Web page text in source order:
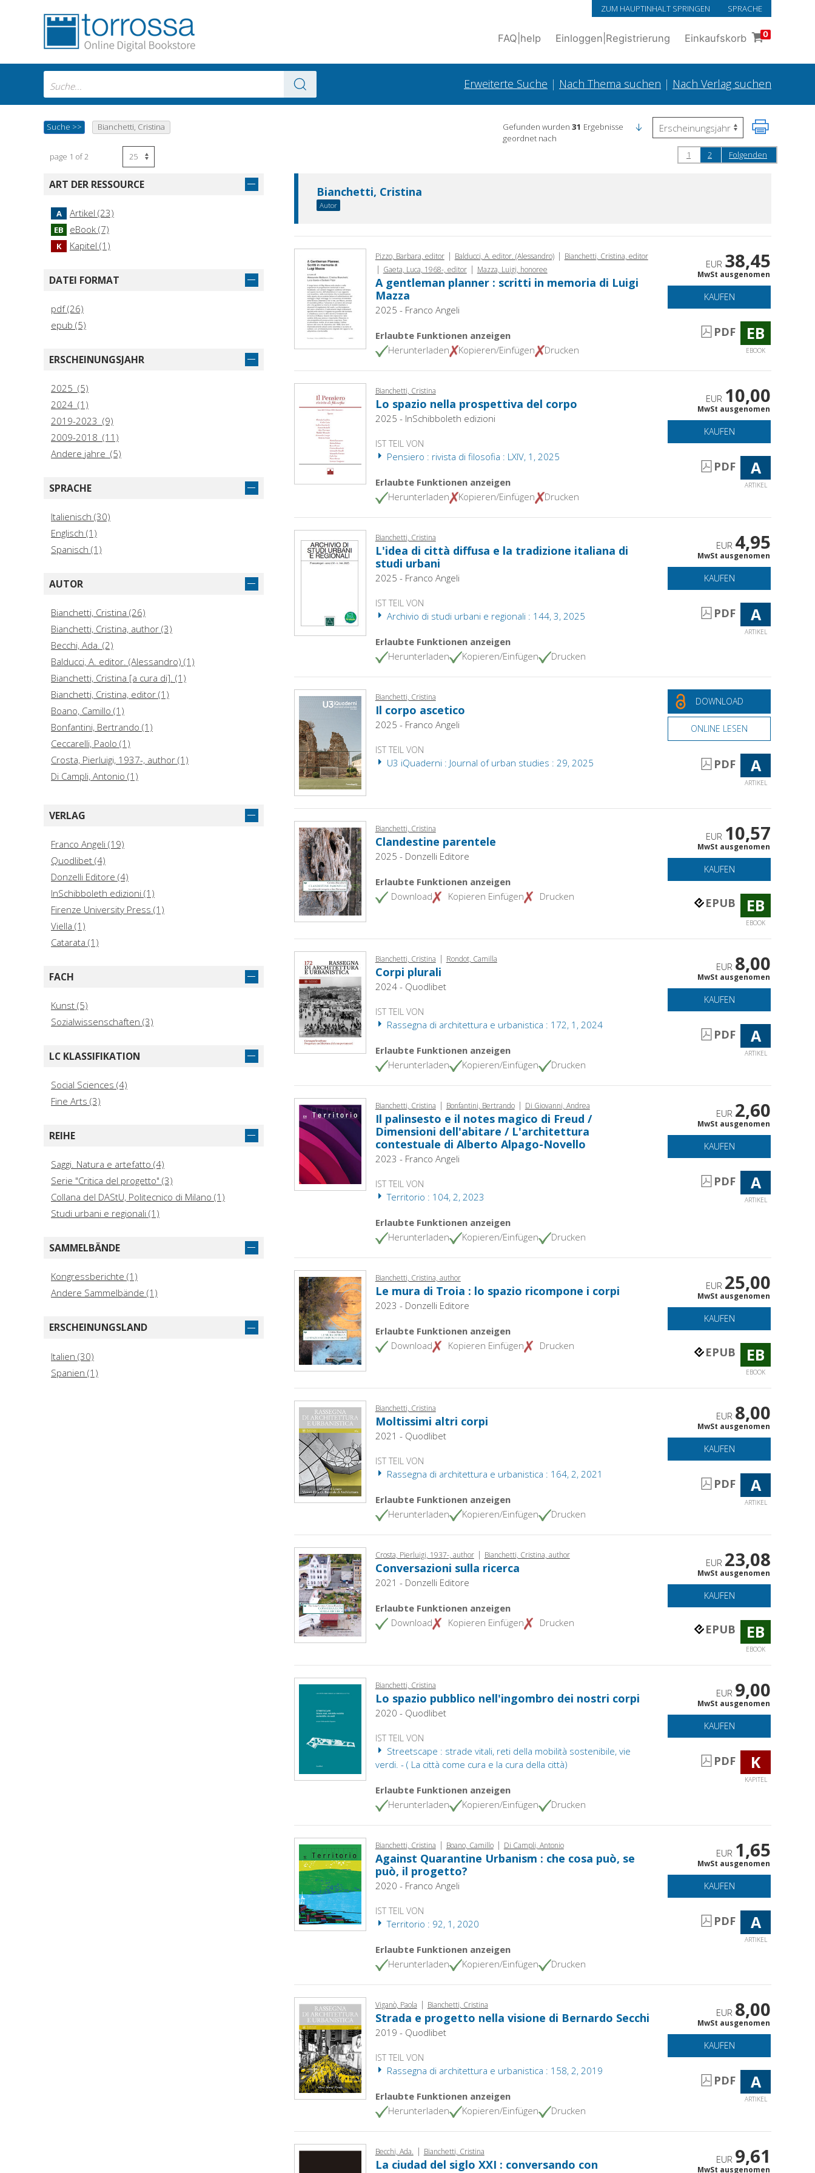
ZUM HAUPTINHALT SPRINGEN SPRACHE
FAQ help Einloggen Registrierung Einkaufskorb 0
Erweiterte Suche | Nach Thema suchen | Nach Verlag suchen
Suche >> Bianchetti, Cristina Gefunden wurden 31 Ergebnisse
geordnet nach
page 1 of 2
1 2 Folgenden
ART DER RESSOURCE
A Artikel (23)
EB eBook (7)
K Kapitel (1)
DATEI FORMAT
pdf (26)
epub (5)
ERSCHEINUNGSJAHR
2025 (5)
2024 (1)
2019-2023 (9)
2009-2018 (11)
Andere jahre (5)
SPRACHE
Italienisch (30)
Englisch (1)
Spanisch (1)
AUTOR
Bianchetti, Cristina (26)
Bianchetti, Cristina, author (3)
Becchi, Ada. (2)
Balducci, A. editor. (Alessandro) (1)
Bianchetti, Cristina [a cura di]. (1)
Bianchetti, Cristina, editor (1)
Boano, Camillo (1)
Bonfantini, Bertrando (1)
Ceccarelli, Paolo (1)
Crosta, Pierluigi, 1937-, author (1)
Di Campli, Antonio (1)
Gaeta, Luca, 1968-, editor (1)
Kërçuku, Agim (1)
Llevat Soy, Eloy (1)
Mazza, Luigi, honoree (1)
Pizzo, Barbara, editor (1)
Rondot, Camilla (1)
Todros, Anna (1)
VERLAG
Franco Angeli (19)
Quodlibet (4)
Donzelli Editore (4)
InSchibboleth edizioni (1)
Firenze University Press (1)
Viella (1)
Catarata (1)
FACH
Kunst (5)
Sozialwissenschaften (3)
LC KLASSIFIKATION
Social Sciences (4)
Fine Arts (3)
REIHE
Saggi. Natura e artefatto (4)
Serie "Critica del progetto" (3)
Collana del DAStU, Politecnico di Milano (1)
Studi urbani e regionali (1)
SAMMELBÄNDE
Kongressberichte (1)
Andere Sammelbände (1)
ERSCHEINUNGSLAND
Italien (30)
Spanien (1)
Bianchetti, Cristina
Autor
Pizzo, Barbara, editor | Balducci, A. editor. (Alessandro) | Bianchetti, Cristina, editor
| Gaeta, Luca, 1968-, editor | Mazza, Luigi, honoree
A gentleman planner : scritti in memoria di Luigi
Mazza
2025 - Franco Angeli
Erlaubte Funktionen anzeigen
Herunterladen
Kopieren/Einfügen Drucken
EUR 38,45
MwSt ausgenomen
KAUFEN
PDF EB
EBOOK
Bianchetti, Cristina
Lo spazio nella prospettiva del corpo
2025 - InSchibboleth edizioni
IST TEIL VON
Pensiero : rivista di filosofia : LXIV, 1, 2025
Erlaubte Funktionen anzeigen
Herunterladen
Kopieren/Einfügen Drucken
EUR 10,00
MwSt ausgenomen
KAUFEN
PDF A
ARTIKEL
Bianchetti, Cristina
L'idea di città diffusa e la tradizione italiana di
studi urbani
2025 - Franco Angeli
IST TEIL VON
Archivio di studi urbani e regionali : 144, 3, 2025
Erlaubte Funktionen anzeigen
Herunterladen
Kopieren/Einfügen Drucken
EUR 4,95
MwSt ausgenomen
KAUFEN
PDF A
ARTIKEL
Bianchetti, Cristina
Il corpo ascetico
2025 - Franco Angeli
IST TEIL VON
U3 iQuaderni : Journal of urban studies : 29, 2025
DOWNLOAD
ONLINE LESEN
PDF A
ARTIKEL
Bianchetti, Cristina
Clandestine parentele
2025 - Donzelli Editore
Erlaubte Funktionen anzeigen
Download
Kopieren Einfügen Drucken
EUR 10,57
MwSt ausgenomen
KAUFEN
EPUB EB
EBOOK
Bianchetti, Cristina | Rondot, Camilla
Corpi plurali
2024 - Quodlibet
IST TEIL VON
Rassegna di architettura e urbanistica : 172, 1, 2024
Erlaubte Funktionen anzeigen
Herunterladen
Kopieren/Einfügen Drucken
EUR 8,00
MwSt ausgenomen
KAUFEN
PDF A
ARTIKEL
Bianchetti, Cristina | Bonfantini, Bertrando | Di Giovanni, Andrea
Il palinsesto e il notes magico di Freud /
Dimensioni dell'abitare / L'architettura
contestuale di Alberto Alpago-Novello
2023 - Franco Angeli
IST TEIL VON
Territorio : 104, 2, 2023
Erlaubte Funktionen anzeigen
Herunterladen
Kopieren/Einfügen Drucken
EUR 2,60
MwSt ausgenomen
KAUFEN
PDF A
ARTIKEL
Bianchetti, Cristina, author
Le mura di Troia : lo spazio ricompone i corpi
2023 - Donzelli Editore
Erlaubte Funktionen anzeigen
Download
Kopieren Einfügen Drucken
EUR 25,00
MwSt ausgenomen
KAUFEN
EPUB EB
EBOOK
Bianchetti, Cristina
Moltissimi altri corpi
2021 - Quodlibet
IST TEIL VON
Rassegna di architettura e urbanistica : 164, 2, 2021
Erlaubte Funktionen anzeigen
Herunterladen
Kopieren/Einfügen Drucken
EUR 8,00
MwSt ausgenomen
KAUFEN
PDF A
ARTIKEL
Crosta, Pierluigi, 1937-, author | Bianchetti, Cristina, author
Conversazioni sulla ricerca
2021 - Donzelli Editore
Erlaubte Funktionen anzeigen
Download
Kopieren Einfügen Drucken
EUR 23,08
MwSt ausgenomen
KAUFEN
EPUB EB
EBOOK
Bianchetti, Cristina
Lo spazio pubblico nell'ingombro dei nostri corpi
2020 - Quodlibet
IST TEIL VON
Streetscape : strade vitali, reti della mobilità sostenibile, vie
verdi. - ( La città come cura e la cura della città)
Erlaubte Funktionen anzeigen
Herunterladen
Kopieren/Einfügen Drucken
EUR 9,00
MwSt ausgenomen
KAUFEN
PDF K
KAPITEL
Bianchetti, Cristina | Boano, Camillo | Di Campli, Antonio
Against Quarantine Urbanism : che cosa può, se
può, il progetto?
2020 - Franco Angeli
IST TEIL VON
Territorio : 92, 1, 2020
Erlaubte Funktionen anzeigen
Herunterladen
Kopieren/Einfügen Drucken
EUR 1,65
MwSt ausgenomen
KAUFEN
PDF A
ARTIKEL
Viganò, Paola | Bianchetti, Cristina
Strada e progetto nella visione di Bernardo Secchi
2019 - Quodlibet
IST TEIL VON
Rassegna di architettura e urbanistica : 158, 2, 2019
Erlaubte Funktionen anzeigen
Herunterladen
Kopieren/Einfügen Drucken
EUR 8,00
MwSt ausgenomen
KAUFEN
PDF A
ARTIKEL
Becchi, Ada. | Bianchetti, Cristina
La ciudad del siglo XXI : conversando con
EUR 9,61
MwSt ausgenomen